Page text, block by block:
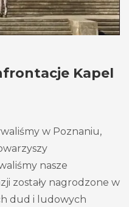
Kapel
w Poznaniu,
nasze
zostały nagrodzone w
dud i ludowych